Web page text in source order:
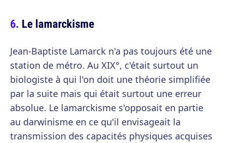
Le lamarckisme
Jean-Baptiste Lamarck n'a pas toujours été une
station de métro. Au XIX°, c'était surtout un
biologiste à qui l'on doit une théorie simplifiée
par la suite mais qui était surtout une erreur
absolue. Le lamarckisme s'opposait en partie
au darwinisme en ce qu'il envisageait la
transmission des capacités physiques acquises